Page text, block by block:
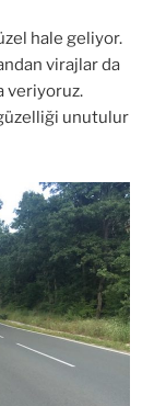
hale geliyor.
virajlar da
veriyoruz.
unutulur